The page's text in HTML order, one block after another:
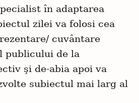
în adaptarea
zilei va folosi cea
cuvântare
publicului de la
şi de-abia apoi va
subiectul mai larg al